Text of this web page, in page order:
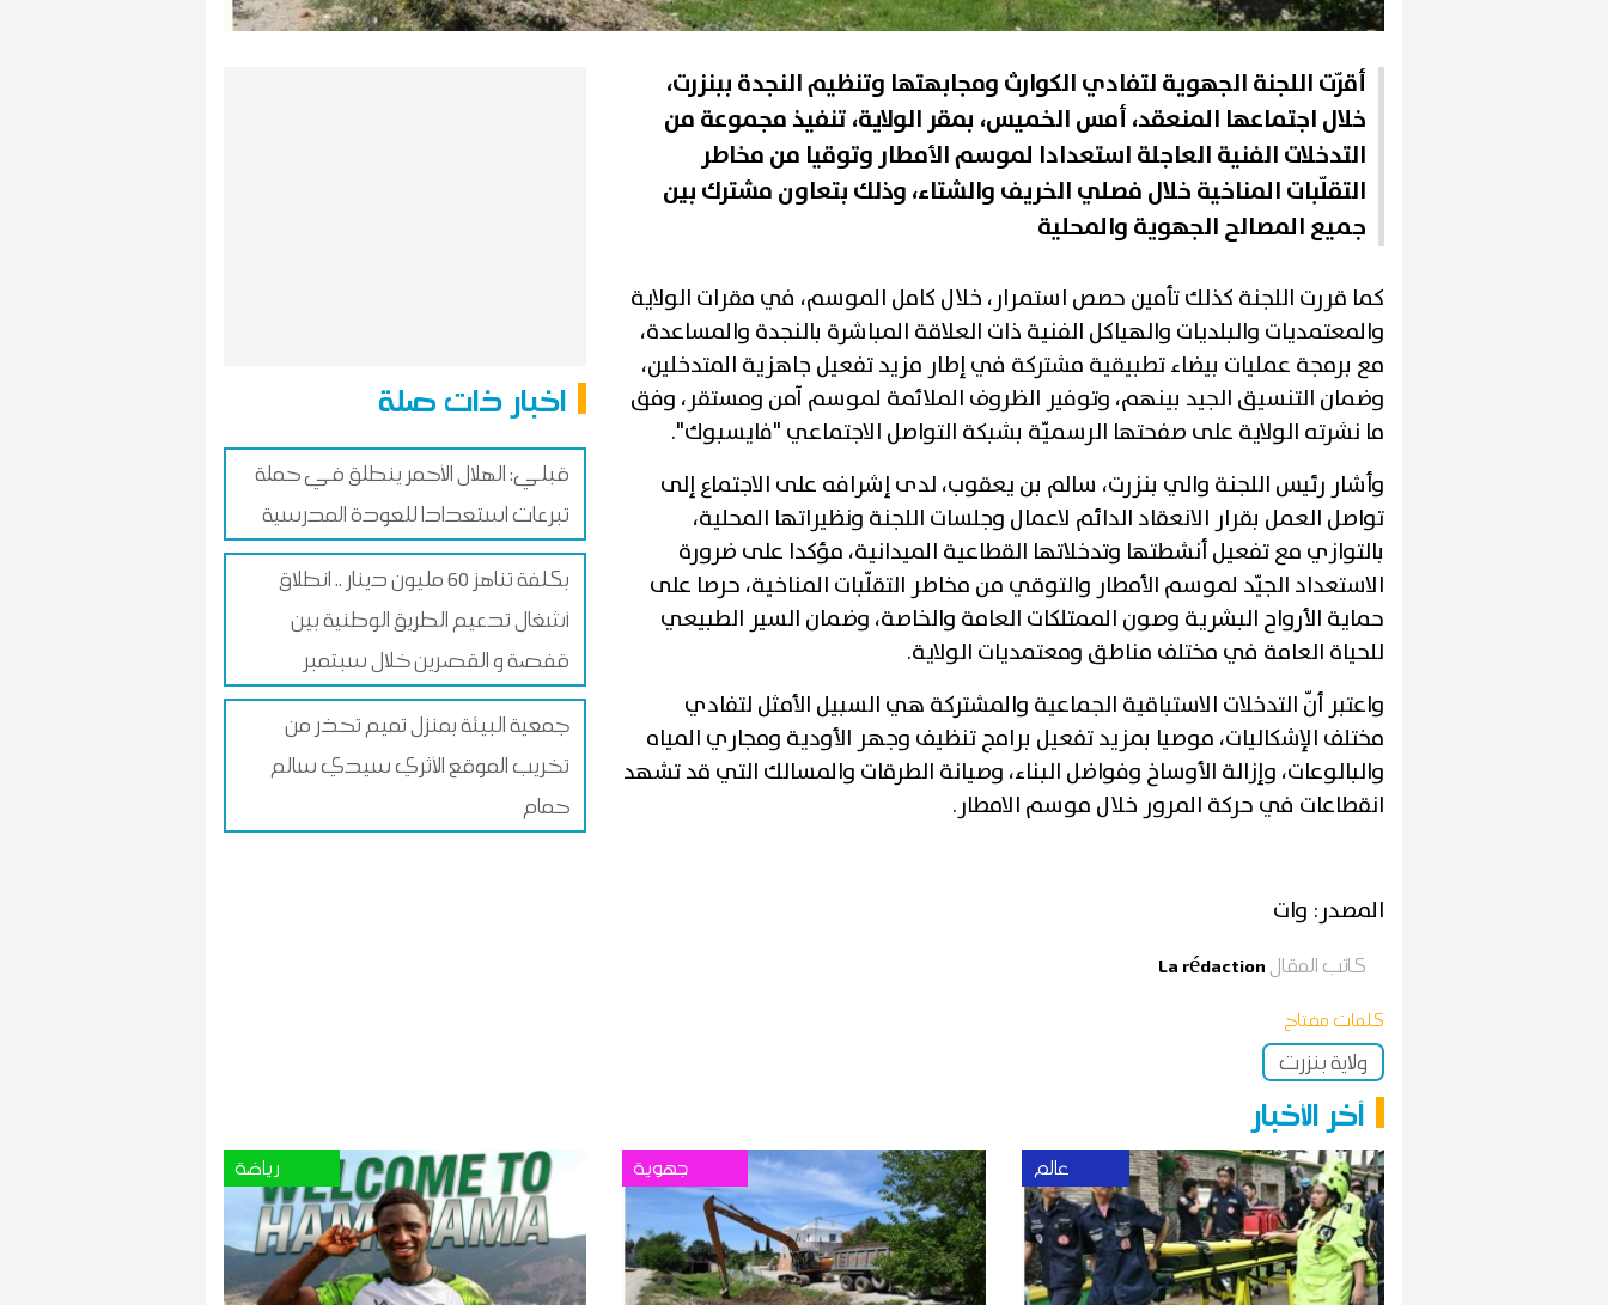
اخبار ذات صلة
قبلي: الهلال الأحمر ينطلق في حملة
تبرعات استعدادا للعودة المدرسية
بكلفة تناهز 60 مليون دينار .. انطلاق
أشغال تدعيم الطريق الوطنية بين
قفصة و القصرين خلال سبتمبر
جمعية البيئة بمنزل تميم تحذر من
تخريب الموقع الأثري سيدي سالم
حمام
أقرّت اللجنة الجهوية لتفادي الكوارث ومجابهتها وتنظيم النجدة ببنزرت،
خلال اجتماعها المنعقد، أمس الخميس، بمقر الولاية، تنفيذ مجموعة من
التدخلات الفنية العاجلة استعدادا لموسم الأمطار وتوقيا من مخاطر
التقلّبات المناخية خلال فصلي الخريف والشتاء، وذلك بتعاون مشترك بين
جميع المصالح الجهوية والمحلية
كما قررت اللجنة كذلك تأمين حصص استمرار، خلال كامل الموسم، في مقرات الولاية
والمعتمديات والبلديات والهياكل الفنية ذات العلاقة المباشرة بالنجدة والمساعدة،
مع برمجة عمليات بيضاء تطبيقية مشتركة في إطار مزيد تفعيل جاهزية المتدخلين،
وضمان التنسيق الجيد بينهم، وتوفير الظروف الملائمة لموسم آمن ومستقر، وفق
ما نشرته الولاية على صفحتها الرسميّة بشبكة التواصل الاجتماعي "فايسبوك".
وأشار رئيس اللجنة والي بنزرت، سالم بن يعقوب، لدى إشرافه على الاجتماع إلى
تواصل العمل بقرار الانعقاد الدائم لاعمال وجلسات اللجنة ونظيراتها المحلية،
بالتوازي مع تفعيل أنشطتها وتدخلاتها القطاعية الميدانية، مؤكدا على ضرورة
الاستعداد الجيّد لموسم الأمطار والتوقي من مخاطر التقلّبات المناخية، حرصا على
حماية الأرواح البشرية وصون الممتلكات العامة والخاصة، وضمان السير الطبيعي
للحياة العامة في مختلف مناطق ومعتمديات الولاية.
واعتبر أنّ التدخلات الاستباقية الجماعية والمشتركة هي السبيل الأمثل لتفادي
مختلف الإشكاليات، موصيا بمزيد تفعيل برامج تنظيف وجهر الأودية ومجاري المياه
والبالوعات، وإزالة الأوساخ وفواضل البناء، وصيانة الطرقات والمسالك التي قد تشهد
انقطاعات في حركة المرور خلال موسم الامطار.
المصدر: وات
كاتب المقال La rédaction
كلمات مفتاح
ولاية بنزرت
آخر الأخبار
رياضة جهوية عالم